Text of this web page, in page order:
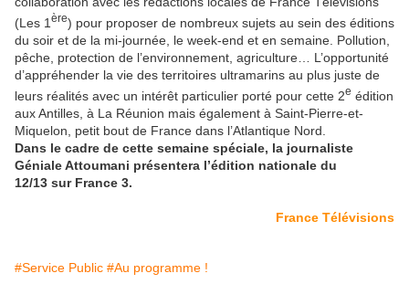
(Les 1 ère) pour proposer de nombreux sujets au sein des éditions
du soir et de la mi-journée, le week-end et en semaine. Pollution,
pêche, protection de l’environnement, agriculture… L’opportunité
d’appréhender la vie des territoires ultramarins au plus juste de
leurs réalités avec un intérêt particulier porté pour cette 2e édition
aux Antilles, à La Réunion mais également à Saint-Pierre-et-
Miquelon, petit bout de France dans l’Atlantique Nord.
Dans le cadre de cette semaine spéciale, la journaliste
Géniale Attoumani présentera l’édition nationale du
12/13 sur France 3.
France Télévisions
#Service Public #Au programme !